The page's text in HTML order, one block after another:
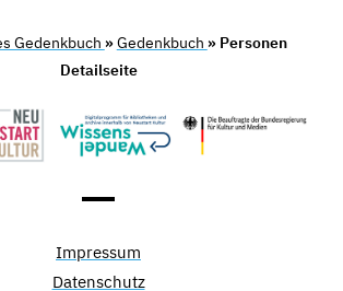
Gedenkbuch »Gedenkbuch » Personen
Detailseite
Impressum
Datenschutz